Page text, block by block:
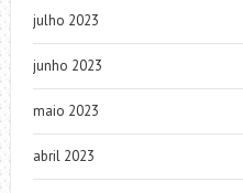
julho 2023
junho 2023
maio 2023
abril 2023